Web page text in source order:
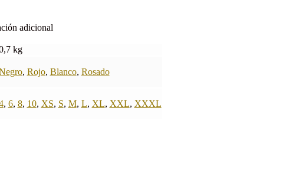
adicional
kg
, Rojo, Blanco, Rosado
, 6, 8, 10, XS, S, M, L, XL, XXL, XXXL